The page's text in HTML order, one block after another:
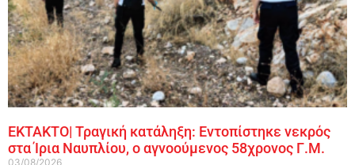
ΕΚΤΑΚΤΟ| Τραγική κατάληξη: Εντοπίστηκε νεκρός
στα Ίρια Ναυπλίου, ο αγνοούμενος 58χρονος Γ.Μ.
03/08/2026